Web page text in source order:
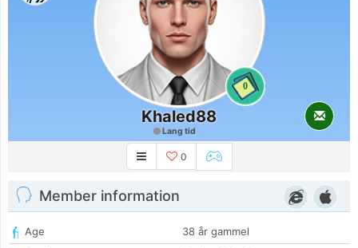
0
Khaled88
Lang tid
0
Member information
Age
38 år gammel